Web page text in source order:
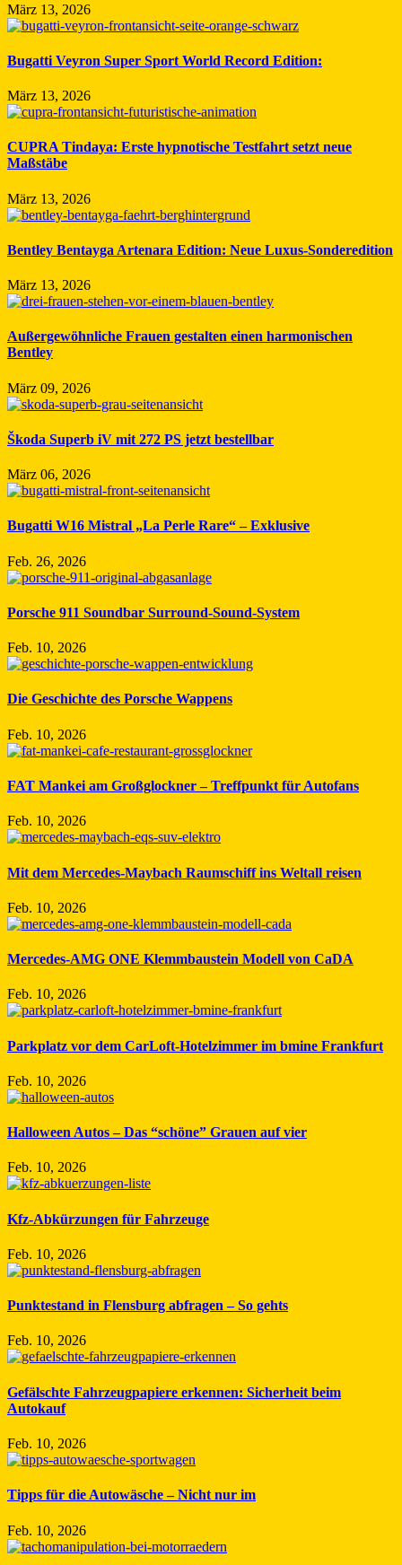
März 13, 2026
Bugatti Veyron Super Sport World Record Edition:
März 13, 2026
CUPRA Tindaya: Erste hypnotische Testfahrt setzt neue
Maßstäbe
März 13, 2026
Bentley Bentayga Artenara Edition: Neue Luxus-Sonderedition
März 13, 2026
Außergewöhnliche Frauen gestalten einen harmonischen
Bentley
März 09, 2026
Škoda Superb iV mit 272 PS jetzt bestellbar
März 06, 2026
Bugatti W16 Mistral „La Perle Rare“ – Exklusive
Feb. 26, 2026
Porsche 911 Soundbar Surround-Sound-System
Feb. 10, 2026
Die Geschichte des Porsche Wappens
Feb. 10, 2026
FAT Mankei am Großglockner – Treffpunkt für Autofans
Feb. 10, 2026
Mit dem Mercedes-Maybach Raumschiff ins Weltall reisen
Feb. 10, 2026
Mercedes-AMG ONE Klemmbaustein Modell von CaDA
Feb. 10, 2026
Parkplatz vor dem CarLoft-Hotelzimmer im bmine Frankfurt
Feb. 10, 2026
Halloween Autos – Das “schöne” Grauen auf vier
Feb. 10, 2026
Kfz-Abkürzungen für Fahrzeuge
Feb. 10, 2026
Punktestand in Flensburg abfragen – So gehts
Feb. 10, 2026
Gefälschte Fahrzeugpapiere erkennen: Sicherheit beim
Autokauf
Feb. 10, 2026
Tipps für die Autowäsche – Nicht nur im
Feb. 10, 2026